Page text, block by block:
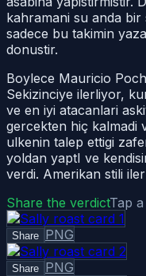
kahramani su anda
sadece bu takimin
donustir.
Boylece Mauricio
Sekizinciye ilerliyor,
ve en iyi atacanlari
gercekten hiç kalmadi
ulkenin talep ettigi
yoldan yaptI ve
verdi. Amerikan stili
Share the verdictTap
Share PNG
Share PNG